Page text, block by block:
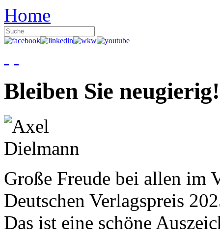
Home
Bleiben Sie neugierig!
Große Freude bei allen im
Deutschen Verlagspreis
Das ist eine schöne